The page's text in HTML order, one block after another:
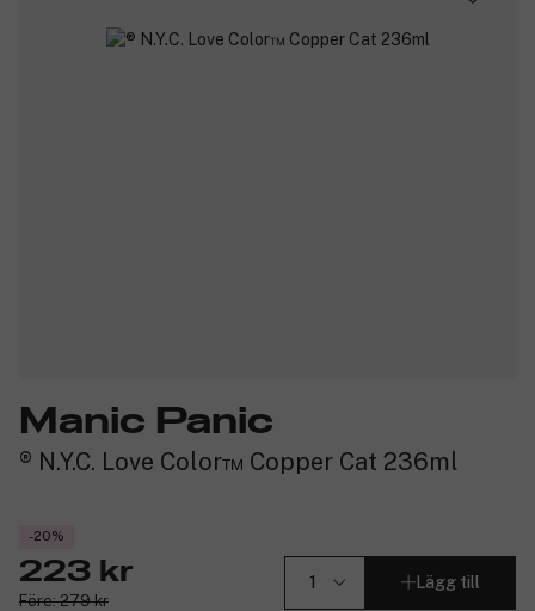
Manic Panic
® N.Y.C. Love Color™ Copper Cat 236ml
-20%
223 kr
Före: 279 kr
Lägg till